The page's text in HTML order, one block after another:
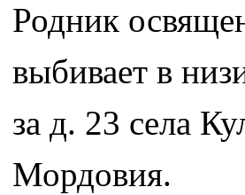
Родник
выбивает в
за д. 23 села
Мордовия.